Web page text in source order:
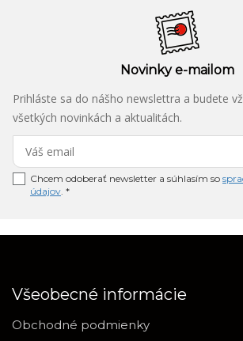
Novinky e-mailom
Prihláste sa do nášho newslettra a budete
všetkých novinkách a aktualitách.
Chcem odoberať newsletter a súhlasím so
údajov. *
Všeobecné informácie
Obchodné podmienky